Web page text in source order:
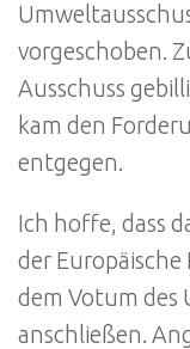
vorgeschoben.
Ausschuss
kam den
entgegen.
Ich hoffe, dass
der Europäische
dem Votum des
anschließen.